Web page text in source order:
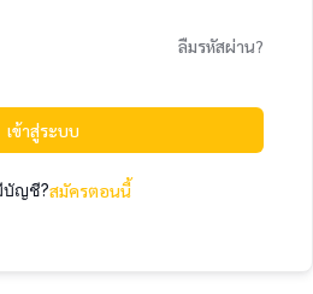
ลืมรหัสผ่าน?
เข้าสู่ระบบ
บัญชี?สมัครตอนนี้